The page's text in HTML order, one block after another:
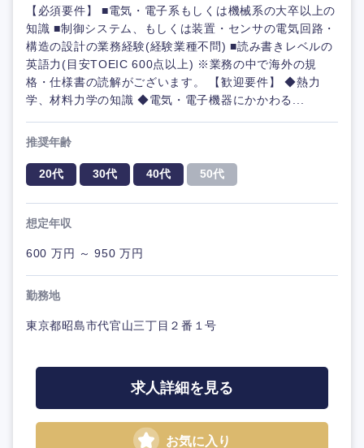
【必須要件】 ■電気・電子系もしくは機械系の大卒以上の
知識 ■制御システム、もしくは装置・センサの電気回路・
構造の設計の業務経験(経験業種不問) ■読み書きレベルの
英語力(目安TOEIC 600点以上) ※業務の中で海外の規
格・仕様書の読解がございます。 【歓迎要件】 ◆熱力
学、材料力学の知識 ◆電気・電子機器にかかわる...
推奨年齢
20代 30代 40代 50代
想定年収
600 万円 ～ 950 万円
勤務地
東京都昭島市代官山三丁目２番１号
求人詳細を見る
お気に入り